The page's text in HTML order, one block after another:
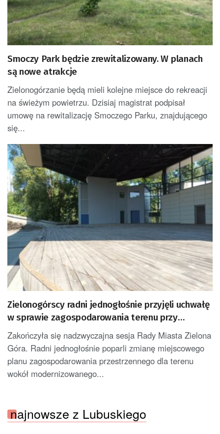
Smoczy Park będzie zrewitalizowany. W planach
są nowe atrakcje
Zielonogórzanie będą mieli kolejne miejsce do rekreacji
na świeżym powietrzu. Dzisiaj magistrat podpisał
umowę na rewitalizację Smoczego Parku, znajdującego
się...
Zielonogórscy radni jednogłośnie przyjęli uchwałę
w sprawie zagospodarowania terenu przy
amfiteatrze
Zakończyła się nadzwyczajna sesja Rady Miasta Zielona
Góra. Radni jednogłośnie poparli zmianę miejscowego
planu zagospodarowania przestrzennego dla terenu
wokół modernizowanego...
najnowsze z Lubuskiego